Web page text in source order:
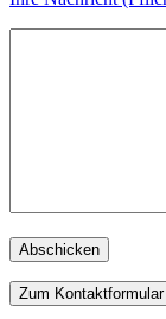
Zum Kontaktformular